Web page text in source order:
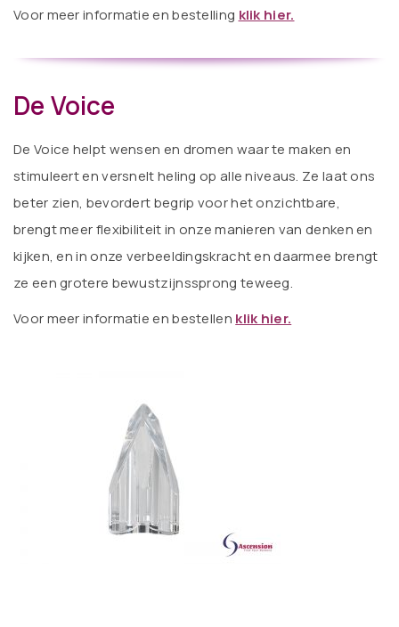
Voor meer informatie en bestelling klik hier.
De Voice
De Voice helpt wensen en dromen waar te maken en
stimuleert en versnelt heling op alle niveaus. Ze laat ons
beter zien, bevordert begrip voor het onzichtbare,
brengt meer flexibiliteit in onze manieren van denken en
kijken, en in onze verbeeldingskracht en daarmee brengt
ze een grotere bewustzijnssprong teweeg.
Voor meer informatie en bestellen klik hier.